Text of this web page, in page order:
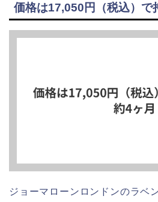
価格は17,050円（税込）で
ジョーマローンロンドンのラベ